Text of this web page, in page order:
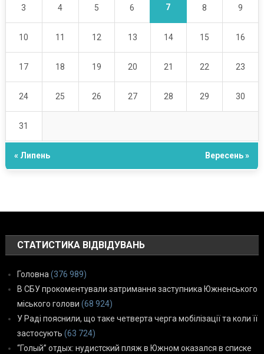
3 4 5 6 7 8 9
10 11 12 13 14 15 16
17 18 19 20 21 22 23
24 25 26 27 28 29 30
31
« Липень Вересень »
СТАТИСТИКА ВІДВІДУВАНЬ
Головна (376 989)
В СБУ прокоментували затримання заступника Южненського
міського голови (68 924)
У Раді пояснили, що таке четверта черга мобілізації та коли її
застосують (63 724)
“Голый” отдых: нудистский пляж в Южном оказался в списке